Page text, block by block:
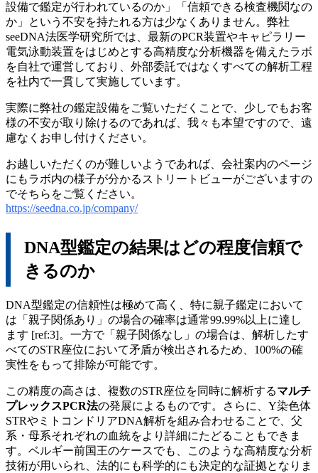
設備で鑑定が行われているのか」「信頼できる検査機関なの
か」という不安を持たれる方は少なくありません。弊社
seeDNA法医学研究所では、最新のPCR装置やキャピラリー
電気泳動装置をはじめとする高精度な分析機器を備えたラボ
を自社で運営しており、外部委託ではなくすべての解析工程
を社内で一貫して実施しています。
実際に弊社の鑑定設備をご覧いただくことで、少しでもお客
様の不安が取り除けるのであれば、我々も本望ですので、遠
慮なくお申し付けください。
お越しいただくのが難しいようであれば、会社案内のページ
にもラボ内の様子が分かるストリートビューがございますの
でそちらをご覧ください。
https://seedna.co.jp/company/
DNA型鑑定の結果はどの程度信頼で
きるのか
DNA型鑑定の信頼性は極めて高く、特に親子鑑定において
は「親子関係あり」の場合の確率は通常99.99%以上に達し
ます [ref:3]。一方で「親子関係なし」の場合は、解析したす
べてのSTR座位において矛盾が検出されるため、100%の確
実性をもって排除が可能です。
この精度の高さは、複数のSTR座位を同時に解析するマルチ
プレックスPCR法の発展によるものです。さらに、Y染色体
STRやミトコンドリアDNA解析を組み合わせることで、父
系・母系それぞれの血統をより詳細にたどることもできま
す。ベルギー前国王のケースでも、このような高精度な分析
技術が用いられ、法的にも科学的にも決定的な証拠となりま